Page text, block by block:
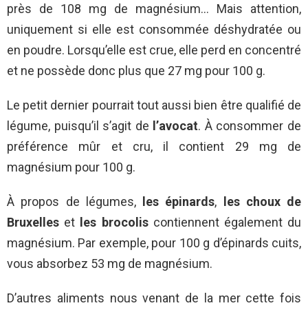
près de 108 mg de magnésium… Mais attention,
uniquement si elle est consommée déshydratée ou
en poudre. Lorsqu’elle est crue, elle perd en concentré
et ne possède donc plus que 27 mg pour 100 g.
Le petit dernier pourrait tout aussi bien être qualifié de
légume, puisqu’il s’agit de l’avocat. À consommer de
préférence mûr et cru, il contient 29 mg de
magnésium pour 100 g.
À propos de légumes, les épinards, les choux de
Bruxelles et les brocoliscontiennent également du
magnésium. Par exemple, pour 100 g d’épinards cuits,
vous absorbez 53 mg de magnésium.
D’autres aliments nous venant de la mer cette fois